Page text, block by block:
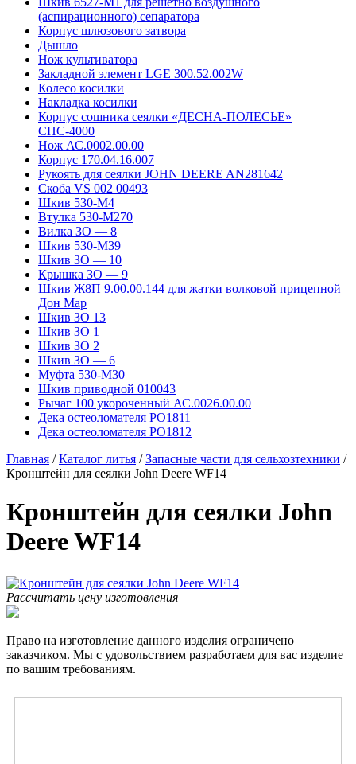
(аспирационного) сепаратора
Корпус шлюзового затвора
Дышло
Нож культиватора
Закладной элемент LGE 300.52.002W
Колесо косилки
Накладка косилки
Корпус сошника сеялки «ДЕСНА-ПОЛЕСЬЕ»
СПС-4000
Нож АС.0002.00.00
Корпус 170.04.16.007
Рукоять для сеялки JOHN DEERE AN281642
Скоба VS 002 00493
Шкив 530-М4
Втулка 530-М270
Вилка ЗО — 8
Шкив 530-М39
Шкив ЗО — 10
Крышка ЗО — 9
Шкив Ж8П 9.00.00.144 для жатки волковой прицепной
Дон Мар
Шкив ЗО 13
Шкив ЗО 1
Шкив ЗО 2
Шкив ЗО — 6
Муфта 530-М30
Шкив приводной 010043
Рычаг 100 укороченный АС.0026.00.00
Дека остеоломателя PO1811
Дека остеоломателя PO1812
Главная /Каталог литья /Запасные части для сельхозтехники /
Кронштейн для сеялки John Deere WF14
Кронштейн для сеялки John
Deere WF14
Рассчитать цену изготовления
Право на изготовление данного изделия ограничено
заказчиком. Мы с удовольствием разработаем для вас изделие
по вашим требованиям.